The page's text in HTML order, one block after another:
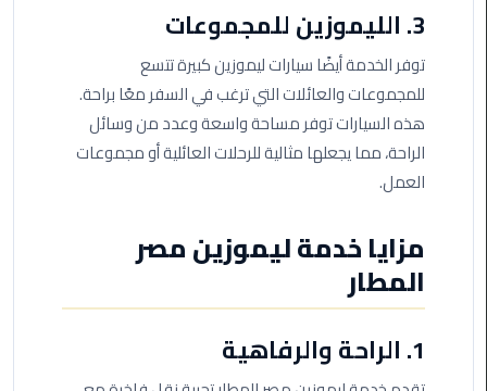
العين
ليموزين
الشيخ
ليموزين
مرسى
مطروح
3. الليموزين للمجموعات
توفر الخدمة أيضًا سيارات ليموزين كبيرة تتسع
للمجموعات والعائلات التي ترغب في السفر معًا براحة.
هذه السيارات توفر مساحة واسعة وعدد من وسائل
الراحة، مما يجعلها مثالية للرحلات العائلية أو مجموعات
العمل.
مزايا خدمة ليموزين مصر
المطار
1. الراحة والرفاهية